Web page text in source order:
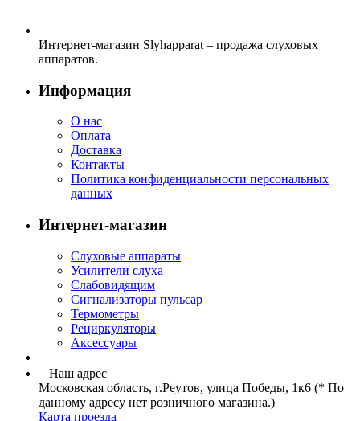
Интернет-магазин Slyhapparat – продажа слуховых
аппаратов.
Информация
О нас
Оплата
Доставка
Контакты
Политика конфиденциальности персональных
данных
Интернет-магазин
Слуховые аппараты
Усилители слуха
Слабовидящим
Сигнализаторы пульсар
Термометры
Рециркуляторы
Аксессуары
Наш адрес
Московская область, г.Реутов, улица Победы, 1к6 (* По
данному адресу нет розничного магазина.)
Карта проезда